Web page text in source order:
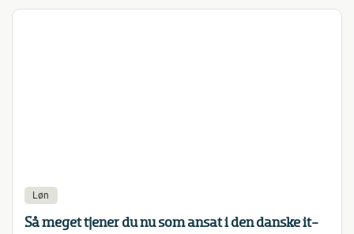
Løn
Så meget tjener du nu som ansat i den danske it-